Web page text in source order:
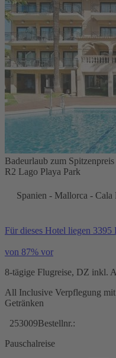
Badeurlaub zum Spitzenpreis
R2 Lago Playa Park
Spanien - Mallorca - Cala
Für dieses Hotel liegen
von 87% vor
8-tägige Flugreise, DZ inkl.
All Inclusive Verpflegung
Getränken
253009Bestellnr.:
Pauschalreise